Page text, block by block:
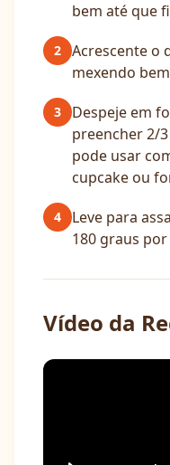
bem até que
2
Acrescente o
mexendo
3
Despeje em
preencher 2/
pode usar
cupcake ou
4
Leve para
180 graus
Vídeo da